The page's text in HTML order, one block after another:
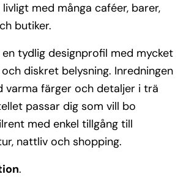
med många caféer, barer,
butiker.
en tydlig designprofil med mycket
diskret belysning. Inredningen
varma färger och detaljer i trä
passar dig som vill bo
med enkel tillgång till
nattliv och shopping.
.